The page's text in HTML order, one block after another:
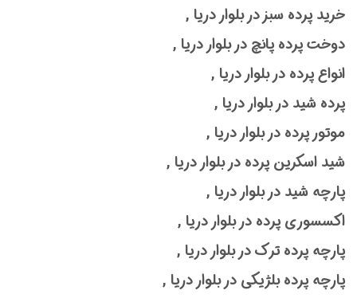
خرید پرده سبز در بلوار دریا ,
دوخت پرده پانچ در بلوار دریا ,
انواع پرده در بلوار دریا ,
پرده شید در بلوار دریا ,
موتور پرده در بلوار دریا ,
شید اسکرین پرده در بلوار دریا ,
پارچه شید در بلوار دریا ,
اکسسوری پرده در بلوار دریا ,
پارچه پرده ترک در بلوار دریا ,
پارچه پرده بلژیکی در بلوار دریا ,